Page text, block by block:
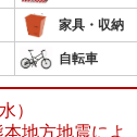
家具・収納
自転車
）
本地方地震によ